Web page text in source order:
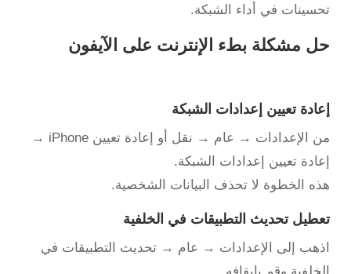
تحسينات في أداء الشبكة.
حل مشكلة بطء الإنترنت على الآيفون
إعادة تعيين إعدادات الشبكة
من الإعدادات → عام → نقل أو إعادة تعيين iPhone →
إعادة تعيين إعدادات الشبكة.
هذه الخطوة لا تحذف البيانات الشخصية.
تعطيل تحديث التطبيقات في الخلفية
اذهب إلى الإعدادات → عام → تحديث التطبيقات في